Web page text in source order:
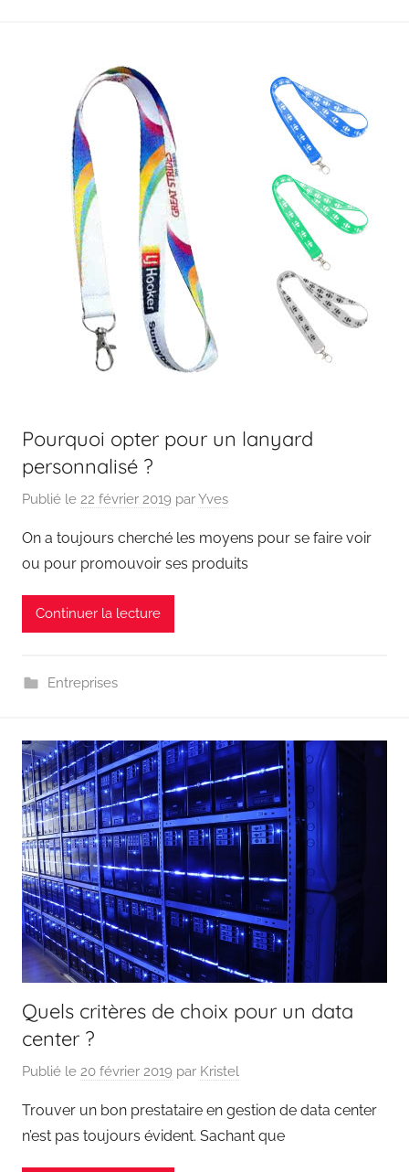
Pourquoi opter pour un lanyard
personnalisé ?
Publié le 22 février 2019 parYves
On a toujours cherché les moyens pour se faire voir
ou pour promouvoir ses produits
Continuer la lecture
Entreprises
Quels critères de choix pour un data
center ?
Publié le 20 février 2019 par Kristel
Trouver un bon prestataire en gestion de data center
n’est pas toujours évident. Sachant que